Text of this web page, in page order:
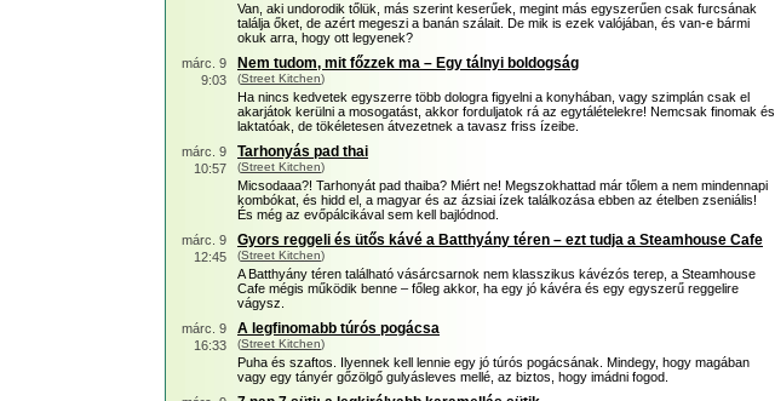
Van, aki undorodik tőlük, más szerint keserűek, megint más egyszerűen csak furcsának
találja őket, de azért megeszi a banán szálait. De mik is ezek valójában, és van-e bármi
okuk arra, hogy ott legyenek?
márc. 9
9:03
Nem tudom, mit főzzek ma – Egy tálnyi boldogság
(Street Kitchen)
Ha nincs kedvetek egyszerre több dologra figyelni a konyhában, vagy szimplán csak el
akarjátok kerülni a mosogatást, akkor forduljatok rá az egytálételekre! Nemcsak finomak és
laktatóak, de tökéletesen átvezetnek a tavasz friss ízeibe.
márc. 9
10:57
Tarhonyás pad thai
(Street Kitchen)
Micsodaaa?! Tarhonyát pad thaiba? Miért ne! Megszokhattad már tőlem a nem mindennapi
kombókat, és hidd el, a magyar és az ázsiai ízek találkozása ebben az ételben zseniális!
És még az evőpálcikával sem kell bajlódnod.
márc. 9
12:45
Gyors reggeli és ütős kávé a Batthyány téren – ezt tudja a Steamhouse Cafe
(Street Kitchen)
A Batthyány téren található vásárcsarnok nem klasszikus kávézós terep, a Steamhouse
Cafe mégis működik benne – főleg akkor, ha egy jó kávéra és egy egyszerű reggelire
vágysz.
márc. 9
16:33
A legfinomabb túrós pogácsa
(Street Kitchen)
Puha és szaftos. Ilyennek kell lennie egy jó túrós pogácsának. Mindegy, hogy magában
vagy egy tányér gőzölgő gulyásleves mellé, az biztos, hogy imádni fogod.